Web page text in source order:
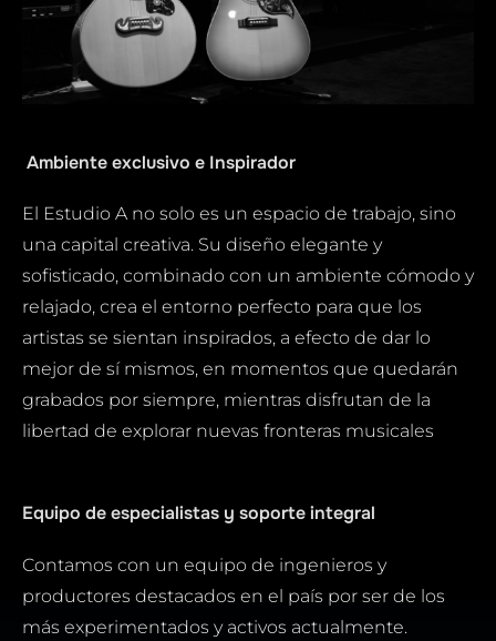
Ambiente exclusivo e Inspirador
El Estudio A no solo es un espacio de trabajo, sino
una capital creativa. Su diseño elegante y
sofisticado, combinado con un ambiente cómodo y
relajado, crea el entorno perfecto para que los
artistas se sientan inspirados, a efecto de dar lo
mejor de sí mismos, en momentos que quedarán
grabados por siempre, mientras disfrutan de la
libertad de explorar nuevas fronteras musicales
Equipo de especialistas y soporte integral
Contamos con un equipo de ingenieros y
productores destacados en el país por ser de los
más experimentados y activos actualmente.